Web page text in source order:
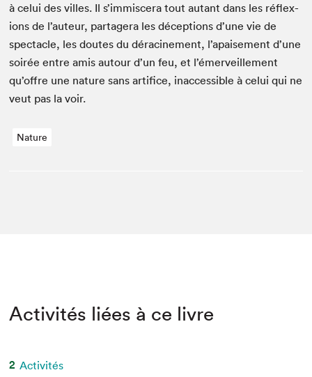
à celui des villes. Il s’immiscera tout autant dans les réflex­
ions de l’auteur, partagera les décep­tions d’une vie de
spec­ta­cle, les doutes du déracin­e­ment, l’apaisement d’une
soirée entre amis autour d’un feu, et l’émerveillement
qu’offre une nature sans arti­fice, inac­ces­si­ble à celui qui ne
veut pas la voir.
Nature
Activités liées à ce livre
2 Activités